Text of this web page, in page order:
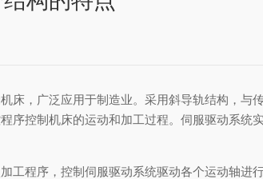
床，广泛应用于制造业。采用斜导轨结构，
序控制机床的运动和加工过程。伺服驱动系
工程序，控制伺服驱动系统驱动各个运动轴